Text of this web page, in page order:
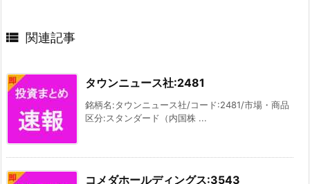
 関連記事
タウンニュース社:2481
銘柄名:タウンニュース社/コード:2481/市場・商品
区分:スタンダード（内国株 ...
コメダホールディングス:3543